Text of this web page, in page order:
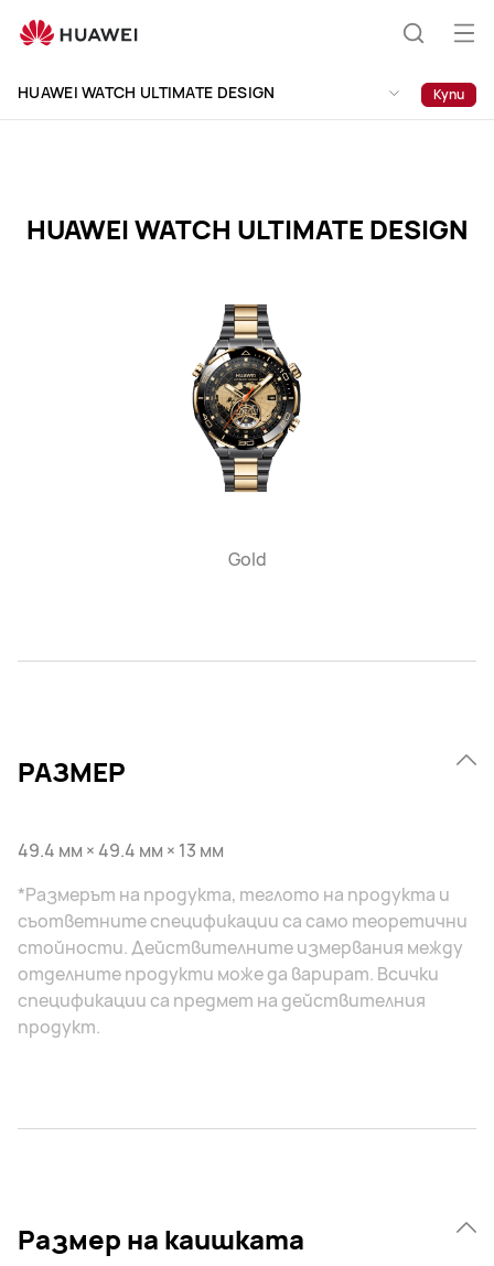
WATCH
DESIGN
Specification
на
HUAWEI WATCH ULTIMATE DESIGN Купи
HUAWEI WATCH ULTIMATE DESIGN
Gold
РАЗМЕР
49.4 мм × 49.4 мм × 13 мм
*Размерът на продукта, теглото на продукта и
съответните спецификации са само теоретични
стойности. Действителните измервания между
отделните продукти може да варират. Всички
спецификации са предмет на действителния
продукт.
Размер на каишката